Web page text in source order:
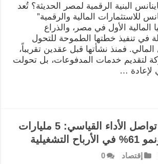
البنية الرقمية لمصر الحديثة؟ تُعد
للاستثمارات المالية والرقمية”
المالية الأول في مصر، والذراع
في تنفيذ خطتها الطموحة للتحول
فمنذ نشأتها قبل عقدين تقريباً،
لتقديم خدمات المدفوعات، بل تحولت
لإعادة …
“إي فاينانس” تواصل الأداء القياسي: 5 مليارات
إقتصاد 0